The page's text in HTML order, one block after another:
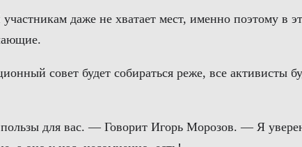
даже не хватает мест, именно поэтому в
совет будет собираться реже, все активисты
для вас. — Говорит Игорь Морозов. — Я